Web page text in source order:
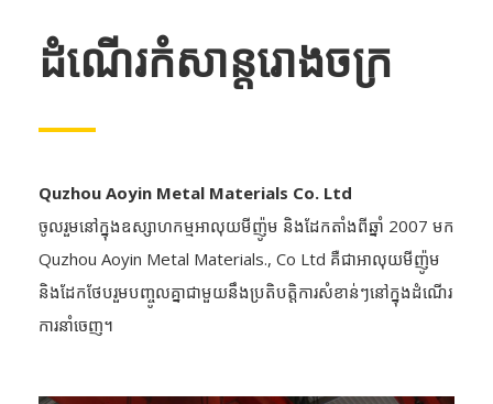
ដំណើរកំសាន្តរោងចក្រ
Quzhou Aoyin Metal Materials Co. Ltd
ចូលរួមនៅក្នុងឧស្សាហកម្មអាលុយមីញ៉ូម និងដែកតាំងពីឆ្នាំ 2007 មក
Quzhou Aoyin Metal Materials., Co Ltd គឺជាអាលុយមីញ៉ូម
និងដែកថែបរួមបញ្ចូលគ្នាជាមួយនឹងប្រតិបត្តិការសំខាន់ៗនៅក្នុងដំណើរ
ការនាំចេញ។